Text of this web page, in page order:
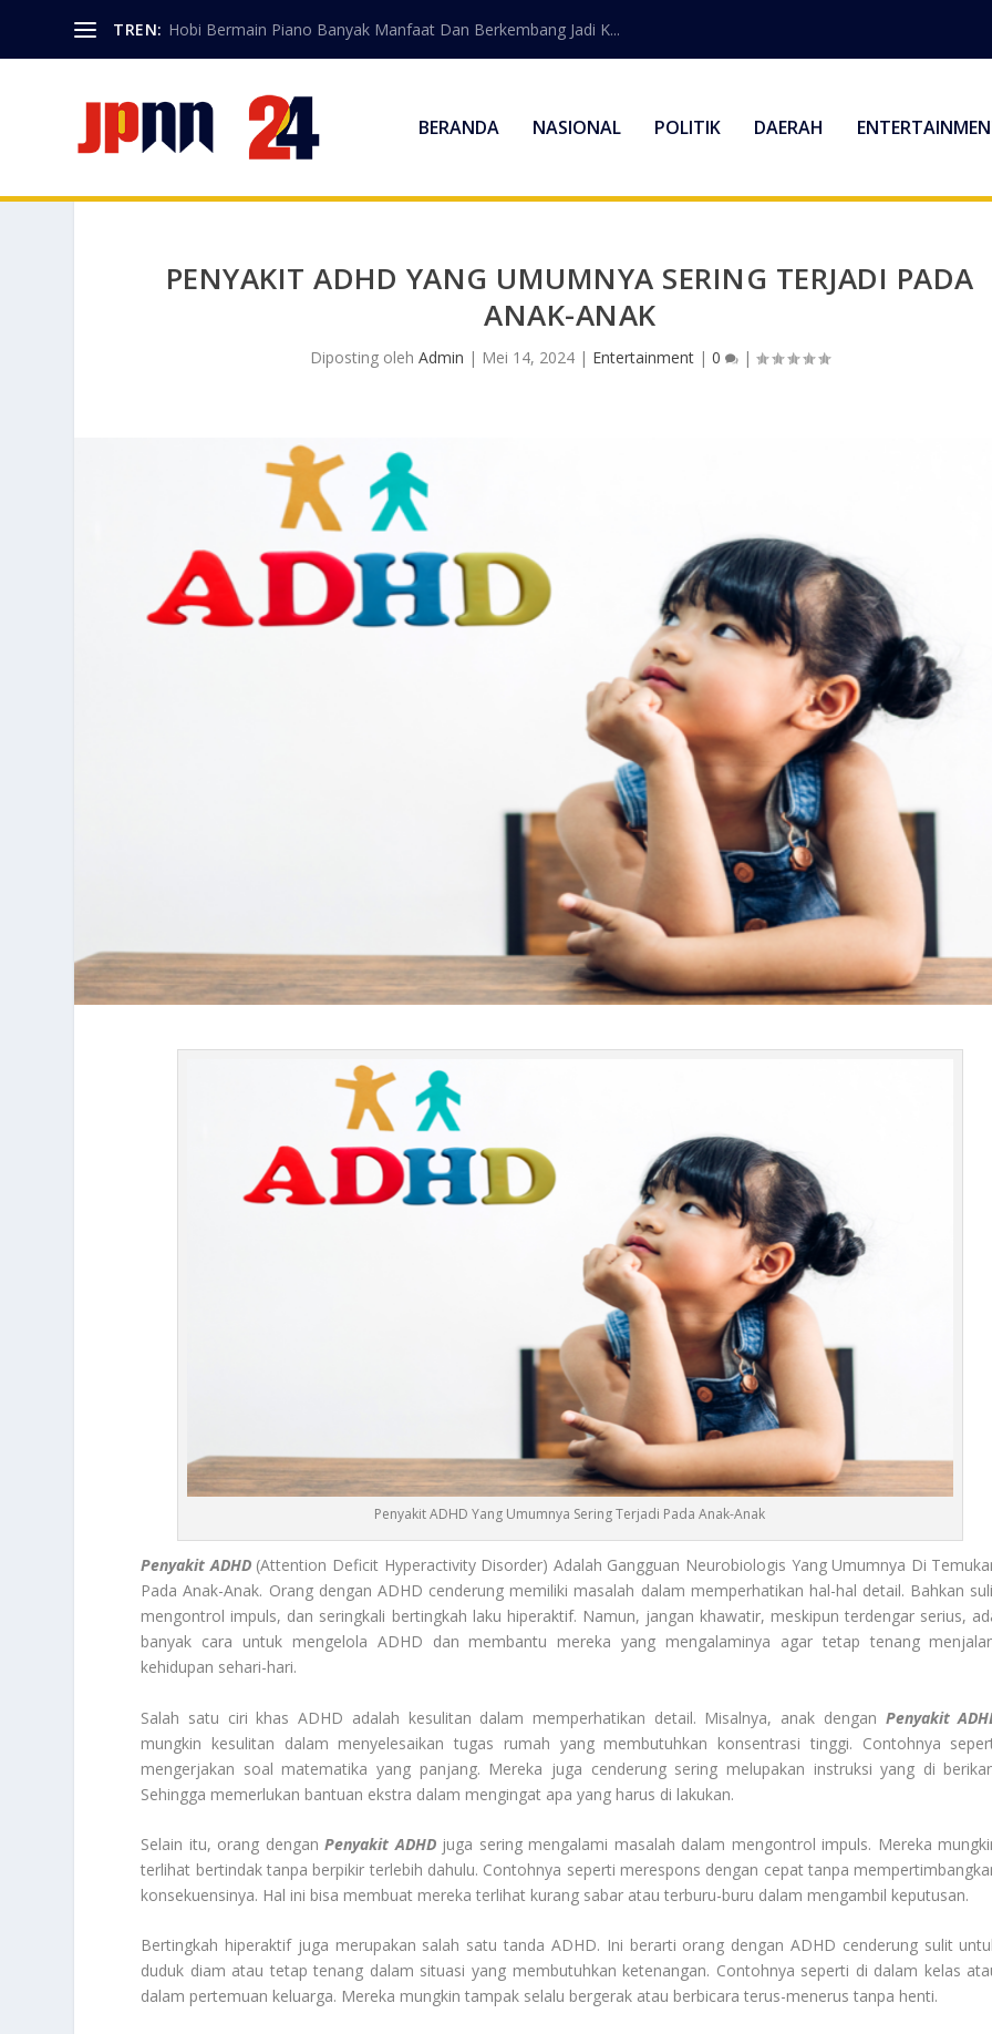
TREN: Hobi Bermain Piano Banyak Manfaat Dan Berkembang Jadi K...
BERANDA NASIONAL POLITIK DAERAH
PENYAKIT ADHD YANG UMUMNYA SERING TERJADI PADA
ANAK-ANAK
Diposting olehAdmin | Mei 14, 2024 | Entertainment |0 |
Penyakit ADHD Yang Umumnya Sering Terjadi Pada Anak-Anak
Penyakit ADHD(Attention Deficit Hyperactivity Disorder) Adalah Gangguan Neurobiologis Yang Umumnya Di
Pada Anak-Anak. Orang dengan ADHD cenderung memiliki masalah dalam memperhatikan hal-hal detail. Bahkan
mengontrol impuls, dan seringkali bertingkah laku hiperaktif. Namun, jangan khawatir, meskipun terdengar serius,
banyak cara untuk mengelola ADHD dan membantu mereka yang mengalaminya agar tetap tenang
kehidupan sehari-hari.
Salah satu ciri khas ADHD adalah kesulitan dalam memperhatikan detail. Misalnya, anak dengan Penyakit
mungkin kesulitan dalam menyelesaikan tugas rumah yang membutuhkan konsentrasi tinggi. Contohnya
mengerjakan soal matematika yang panjang. Mereka juga cenderung sering melupakan instruksi yang di
Sehingga memerlukan bantuan ekstra dalam mengingat apa yang harus di lakukan.
Selain itu, orang denganPenyakit ADHDjuga sering mengalami masalah dalam mengontrol impuls. Mereka
terlihat bertindak tanpa berpikir terlebih dahulu. Contohnya seperti merespons dengan cepat tanpa
konsekuensinya. Hal ini bisa membuat mereka terlihat kurang sabar atau terburu-buru dalam mengambil keputusan.
Bertingkah hiperaktif juga merupakan salah satu tanda ADHD. Ini berarti orang dengan ADHD cenderung sulit
duduk diam atau tetap tenang dalam situasi yang membutuhkan ketenangan. Contohnya seperti di dalam kelas
dalam pertemuan keluarga. Mereka mungkin tampak selalu bergerak atau berbicara terus-menerus tanpa henti.